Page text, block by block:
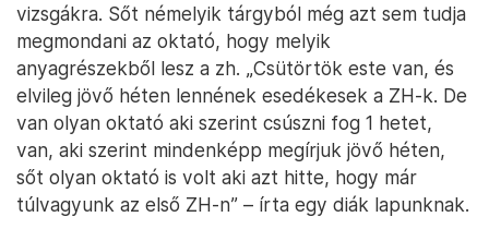
vizsgákra. Sőt némelyik tárgyból még azt sem tudja
megmondani az oktató, hogy melyik
anyagrészekből lesz a zh. „Csütörtök este van, és
elvileg jövő héten lennének esedékesek a ZH-k. De
van olyan oktató aki szerint csúszni fog 1 hetet,
van, aki szerint mindenképp megírjuk jövő héten,
sőt olyan oktató is volt aki azt hitte, hogy már
túlvagyunk az első ZH-n” – írta egy diák lapunknak.